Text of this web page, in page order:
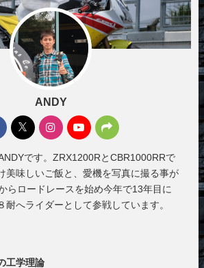
ANDY
です。ZRX1200RとCBR1000RRで
美味しいご飯と、愛機を写真に撮る事が
らロードレースを始め今年で13年目に
耐へライダーとして参戦しています。
工学理論